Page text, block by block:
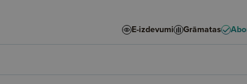
E-izdevumi Grāmatas